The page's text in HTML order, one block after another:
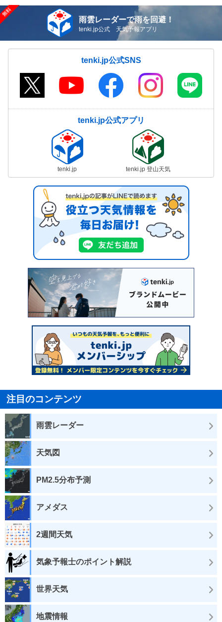
雨雲レーダーで雨を回避！
tenki.jp公式 天気予報アプリ
tenki.jp公式SNS
tenki.jp公式アプリ
tenki.jp tenki.jp 登山天気
注目のコンテンツ
雨雲レーダー
天気図
PM2.5分布予測
アメダス
2週間天気
気象予報士のポイント解説
世界天気
地震情報